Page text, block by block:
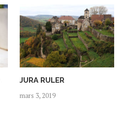
JURA RULER
mars 3, 2019